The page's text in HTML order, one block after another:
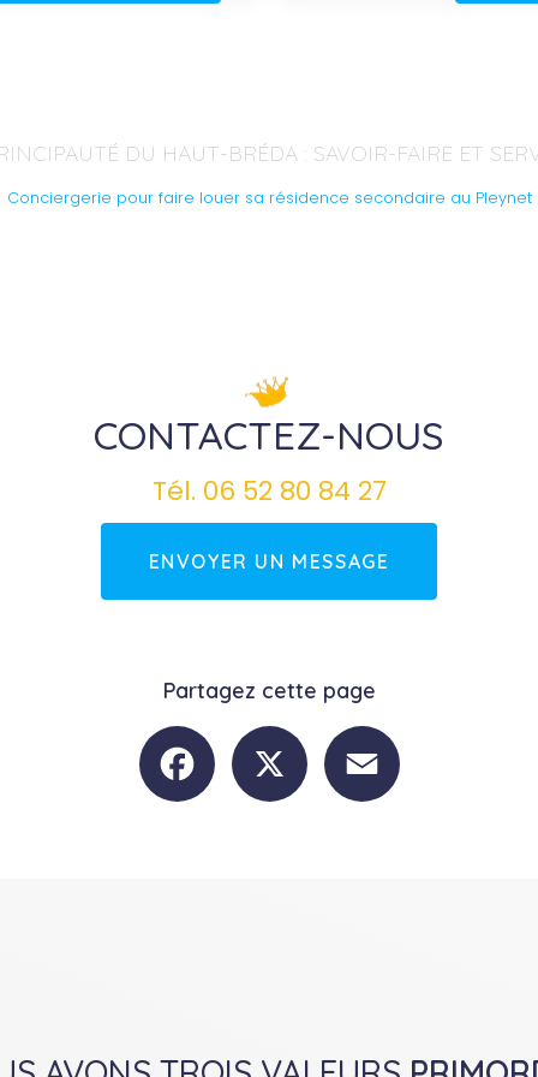
DU HAUT-BRÉDA : SAVOIR-FAIRE ET
Conciergerie pour faire louer sa résidence secondaire au Pleynet
CONTACTEZ-NOUS
Tél. 06 52 80 84 27
ENVOYER UN MESSAGE
Partagez cette page
Facebook